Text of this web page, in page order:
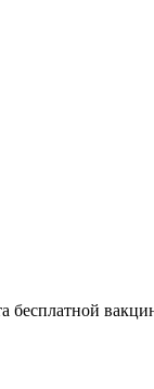
бесплатной